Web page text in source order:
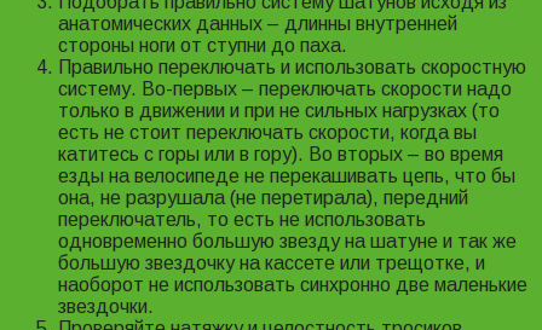
анатомических данных – длинны внутренней
стороны ноги от ступни до паха.
Правильно переключать и использовать скоростную
систему. Во-первых – переключать скорости надо
только в движении и при не сильных нагрузках (то
есть не стоит переключать скорости, когда вы
катитесь с горы или в гору). Во вторых – во время
езды на велосипеде не перекашивать цепь, что бы
она, не разрушала (не перетирала), передний
переключатель, то есть не использовать
одновременно большую звезду на шатуне и так же
большую звездочку на кассете или трещотке, и
наоборот не использовать синхронно две маленькие
звездочки.